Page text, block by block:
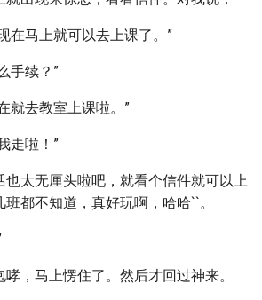
在马上就可以去上课了。”
手续？”
就去教室上课啦。”
走啦！”
也太无厘头啦吧，就看个信件就可以上
都不知道，真好玩啊，哈哈``。
，马上愣住了。然后才回过神来。